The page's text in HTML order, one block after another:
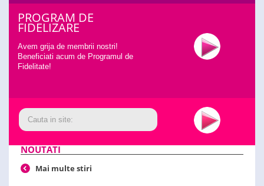
PROGRAM DE
FIDELIZARE
Avem grija de membrii nostri!
Beneficiati acum de Programul de
Fidelitate!
NOUTATI
Mai multe stiri